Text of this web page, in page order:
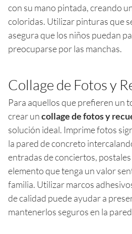
con su mano pintada, creando
coloridas. Utilizar pinturas que
asegura que los niños puedan
preocuparse por las manchas.
Collage de Fotos y
Para aquellos que prefieren un
crear uncollage de fotos y
solución ideal. Imprime fotos
la pared de concreto
entradas de conciertos,
elemento que tenga un valor
familia. Utilizar marcos
de calidad puede ayudar a
mantenerlos seguros en la